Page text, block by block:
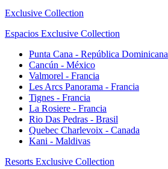
Exclusive Collection
Espacios Exclusive Collection
Punta Cana - República Dominicana
Cancún - México
Valmorel - Francia
Les Arcs Panorama - Francia
Tignes - Francia
La Rosiere - Francia
Rio Das Pedras - Brasil
Quebec Charlevoix - Canada
Kani - Maldivas
Resorts Exclusive Collection